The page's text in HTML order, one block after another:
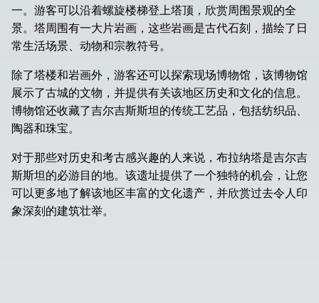
一。游客可以沿着螺旋楼梯登上塔顶，欣赏周围景观的全
景。塔周围有一大片岩画，这些岩画是古代石刻，描绘了日
常生活场景、动物和宗教符号。
除了塔楼和岩画外，游客还可以探索现场博物馆，该博物馆
展示了古城的文物，并提供有关该地区历史和文化的信息。
博物馆还收藏了吉尔吉斯斯坦的传统工艺品，包括纺织品、
陶器和珠宝。
对于那些对历史和考古感兴趣的人来说，布拉纳塔是吉尔吉
斯斯坦的必游目的地。该遗址提供了一个独特的机会，让您
可以更多地了解该地区丰富的文化遗产，并欣赏过去令人印
象深刻的建筑壮举。